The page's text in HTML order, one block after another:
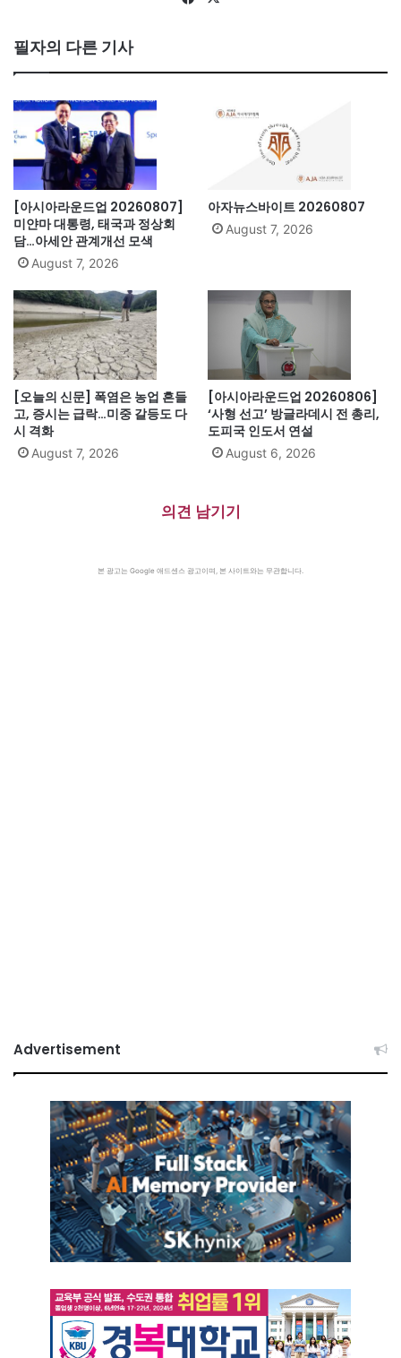
필자의 다른 기사
[아시아라운드업 20260807]
미얀마 대통령, 태국과 정상회
담…아세안 관계개선 모색
August 7, 2026
아자뉴스바이트 20260807
August 7, 2026
[오늘의 신문] 폭염은 농업 흔들
고, 증시는 급락…미중 갈등도 다
시 격화
August 7, 2026
[아시아라운드업 20260806]
‘사형 선고’ 방글라데시 전 총리,
도피국 인도서 연설
August 6, 2026
의견 남기기
본 광고는 Google 애드센스 광고이며, 본 사이트와는 무관합니다.
Advertisement